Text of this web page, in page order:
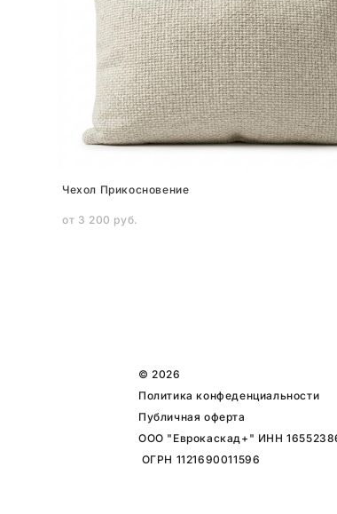
Чехол Прикосновение
от 3 200 pуб.
© 2026
Политика конфеденциальности
Публичная оферта
ООО "Еврокаскад+" ИНН
ОГРН 1121690011596